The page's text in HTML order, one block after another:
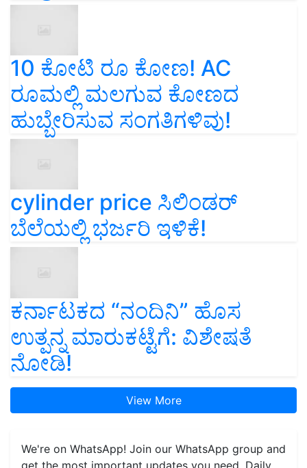
10 ಕೋಟಿ ರೂ ಕೋಣ! AC
ರೂಮಲ್ಲಿ ಮಲಗುವ ಕೋಣದ
ಹುಬ್ಬೇರಿಸುವ ಸಂಗತಿಗಳಿವು!
cylinder price ಸಿಲಿಂಡರ್‌
ಬೆಲೆಯಲ್ಲಿ ಭರ್ಜರಿ ಇಳಿಕೆ!
ಕರ್ನಾಟಕದ “ನಂದಿನಿ” ಹೊಸ
ಉತ್ಪನ್ನ ಮಾರುಕಟ್ಟೆಗೆ: ವಿಶೇಷತೆ
ನೋಡಿ!
View More
We're on WhatsApp! Join our WhatsApp group and
get the most important updates you need. Daily.